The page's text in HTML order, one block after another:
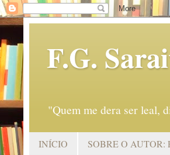
F.G.
"Quem me dera ser leal,
INÍCIO SOBRE O AUTOR: